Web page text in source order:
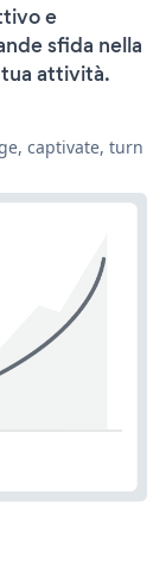
e
sfida nella
attività.
captivate, turn